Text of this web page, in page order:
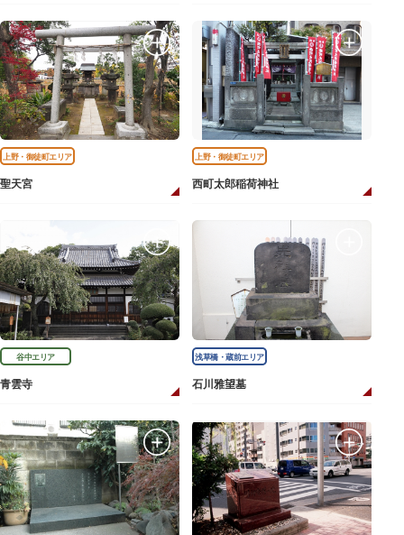
上野・御徒町エリア
聖天宮
上野・御徒町エリア
西町太郎稲荷神社
谷中エリア
青雲寺
浅草橋・蔵前エリア
石川雅望墓